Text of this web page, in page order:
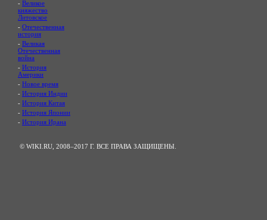
- Великое
княжество
Литовское
- Отечественная
история
- Великая
Отечественная
война
- История
Америки
- Новое время
- История Индии
- История Китая
- История Японии
- История Ирана
© WIKI.RU, 2008–2017 Г. ВСЕ ПРАВА ЗАЩИЩЕНЫ.